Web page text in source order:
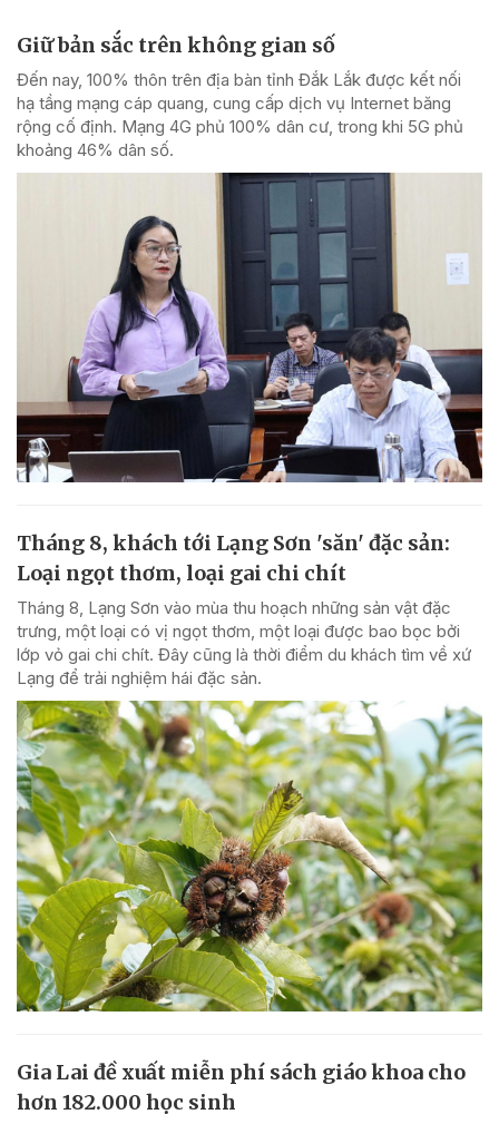
Giữ bản sắc trên không gian số
Đến nay, 100% thôn trên địa bàn tỉnh Đắk Lắk được kết nối
hạ tầng mạng cáp quang, cung cấp dịch vụ Internet băng
rộng cố định. Mạng 4G phủ 100% dân cư, trong khi 5G phủ
khoảng 46% dân số.
Tháng 8, khách tới Lạng Sơn 'săn' đặc sản:
Loại ngọt thơm, loại gai chi chít
Tháng 8, Lạng Sơn vào mùa thu hoạch những sản vật đặc
trưng, một loại có vị ngọt thơm, một loại được bao bọc bởi
lớp vỏ gai chi chít. Đây cũng là thời điểm du khách tìm về xứ
Lạng để trải nghiệm hái đặc sản.
Gia Lai đề xuất miễn phí sách giáo khoa cho
hơn 182.000 học sinh